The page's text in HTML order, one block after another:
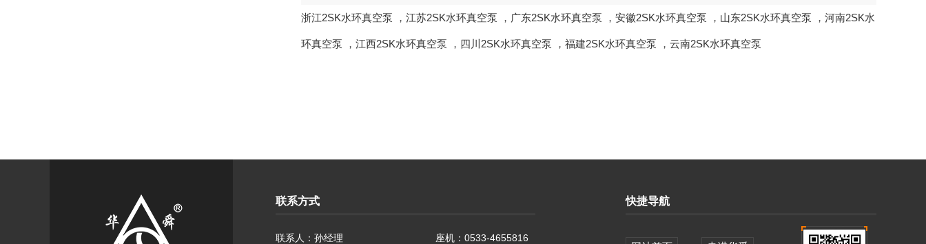
浙江2SK水环真空泵 ， 江苏2SK水环真空泵 ， 广东2SK水环真空泵 ， 安徽2SK水环真空泵 ， 山东2SK水环真空泵 ， 河南2SK水
环真空泵 ， 江西2SK水环真空泵 ， 四川2SK水环真空泵 ， 福建2SK水环真空泵 ， 云南2SK水环真空泵
联系方式
联系人：孙经理 座机：0533-4655816
快捷导航